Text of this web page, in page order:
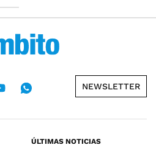
NEWSLETTER
ÚLTIMAS NOTICIAS